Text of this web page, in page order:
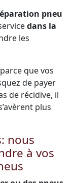
pneu
dans la
les
que vos
de payer
de récidive, il
plus
nous
à vos